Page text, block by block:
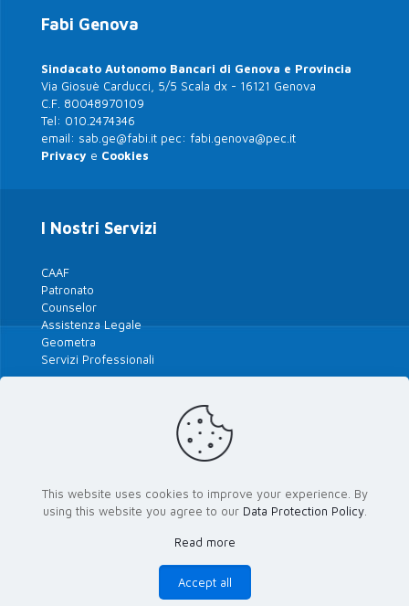
Fabi Genova
Sindacato Autonomo Bancari di Genova e Provincia
Via Giosuè Carducci, 5/5 Scala dx - 16121 Genova
C.F. 80048970109
Tel: 010.2474346
email: sab.ge@fabi.it pec: fabi.genova@pec.it
Privacy e Cookies
I Nostri Servizi
CAAF
Patronato
Counselor
Assistenza Legale
Geometra
Servizi Professionali
Le Banche del Territorio
Area riservata Attivisti
This website uses cookies to improve your experience. By
using this website you agree to our Data Protection Policy.
Read more
Accept all